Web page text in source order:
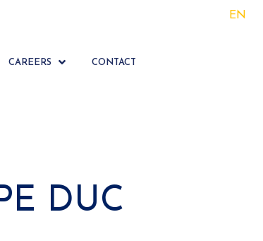
EN
CAREERS CONTACT
DUC